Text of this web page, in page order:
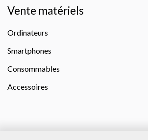
Vente matériels
Ordinateurs
Smartphones
Consommables
Accessoires